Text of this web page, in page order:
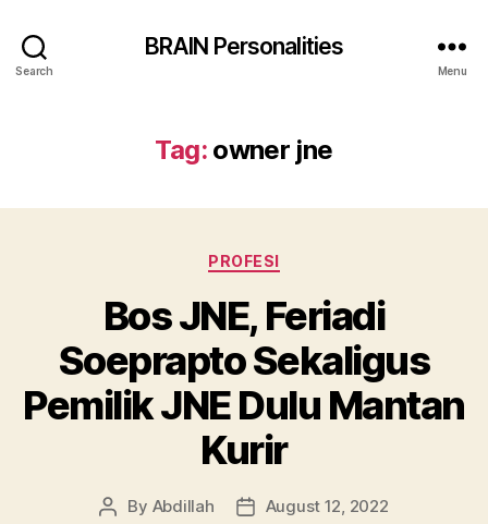
Search
BRAIN Personalities
Menu
Tag: owner jne
Categories
PROFESI
Bos JNE, Feriadi
Soeprapto Sekaligus
Pemilik JNE Dulu Mantan
Kurir
Post
By Abdillah
PostAugust 12, 2022